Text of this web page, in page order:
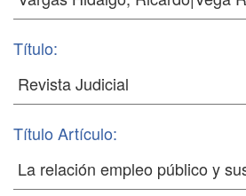
Título:
Título Artículo: